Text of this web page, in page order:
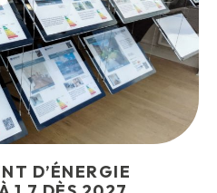
D’ÉNERGIE